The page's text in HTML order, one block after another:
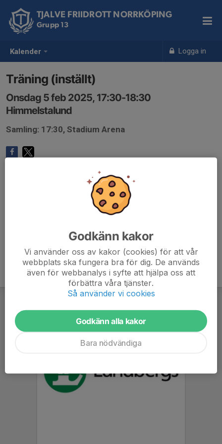
Kalender Logga in
TJALVE FRIIDROTT NORRKÖPING
Grupp 13
Träning (inställt)
Onsdag 5 feb 2025, 17:30-18:30
Himmelstalund
Samling: 17:30, Stadium Arena
Godkänn kakor
Vi använder oss av kakor (cookies) för att vår
webbplats ska fungera bra för dig. De används
även för webbanalys i syfte att hjälpa oss att
förbättra våra tjänster.
Så använder vi cookies
Godkänn alla kakor
Bara nödvändiga